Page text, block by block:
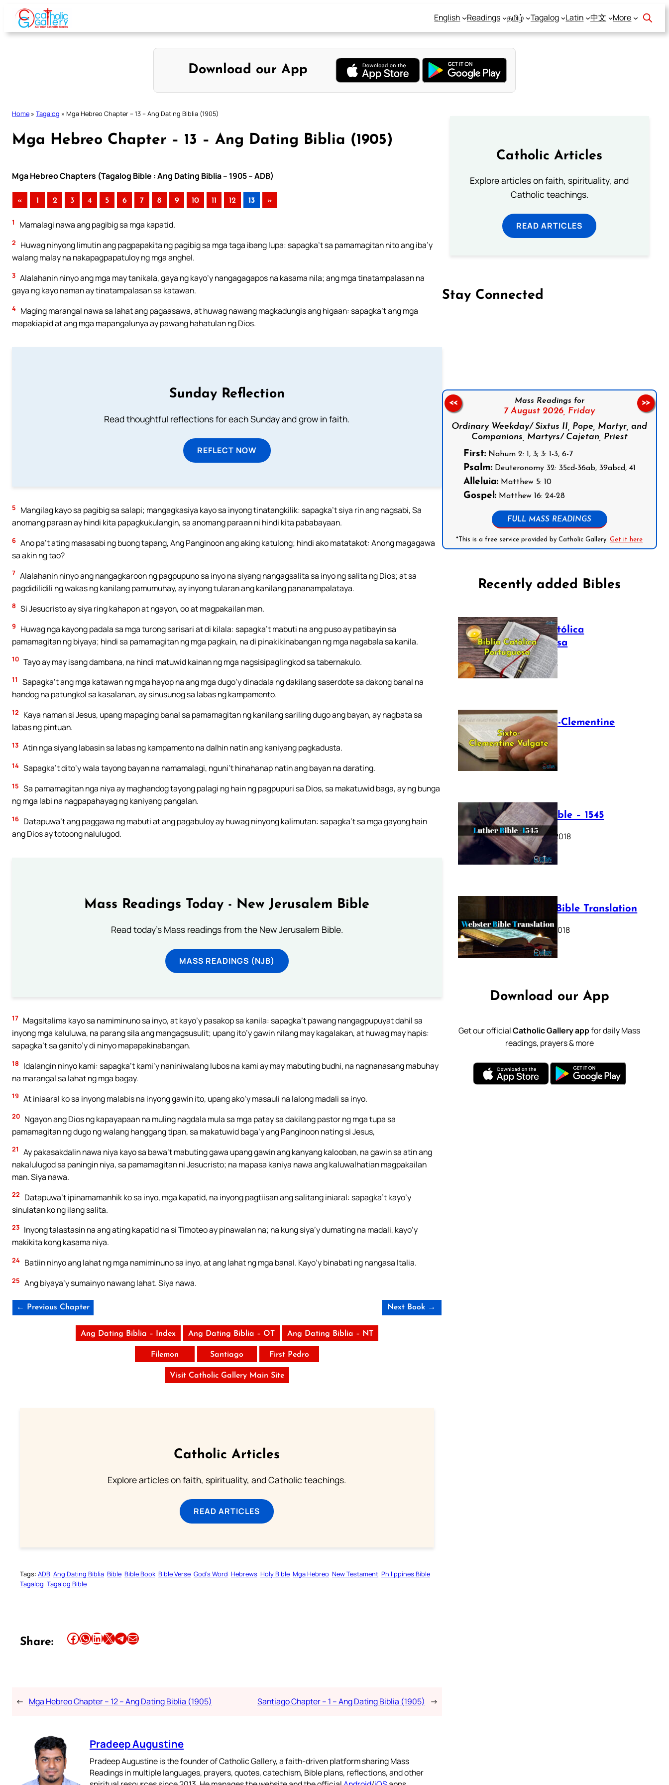
Skip
content
English Readings தமிழ் Tagalog Latin 中文 More
Download our App
Home » Tagalog » Mga Hebreo Chapter – 13 – Ang Dating Biblia (1905)
Mga Hebreo Chapter – 13 – Ang Dating Biblia (1905)
Mga Hebreo Chapters (Tagalog Bible : Ang Dating Biblia – 1905 – ADB)
« 1 2 3 4 5 6 7 8 9 10 11 12 13 »
1 Mamalagi nawa ang pagibig sa mga kapatid.
2
Huwag ninyong limutin ang pagpapakita ng pagibig sa mga taga ibang lupa: sapagka’t sa pamamagitan nito ang iba’y
walang malay na nakapagpapatuloy ng mga anghel.
3 Alalahanin ninyo ang mga may tanikala, gaya ng kayo’y nangagagapos na kasama nila; ang mga tinatampalasan na
gaya ng kayo naman ay tinatampalasan sa katawan.
4 Maging marangal nawa sa lahat ang pagaasawa, at huwag nawang magkadungis ang higaan: sapagka’t ang mga
mapakiapid at ang mga mapangalunya ay pawang hahatulan ng Dios.
Sunday Reflection
Read thoughtful reflections for each Sunday and grow in faith.
REFLECT NOW
5
Mangilag kayo sa pagibig sa salapi; mangagkasiya kayo sa inyong tinatangkilik: sapagka’t siya rin ang nagsabi, Sa
anomang paraan ay hindi kita papagkukulangin, sa anomang paraan ni hindi kita pababayaan.
6 Ano pa’t ating masasabi ng buong tapang, Ang Panginoon ang aking katulong; hindi ako matatakot: Anong magagawa
sa akin ng tao?
7 Alalahanin ninyo ang nangagkaroon ng pagpupuno sa inyo na siyang nangagsalita sa inyo ng salita ng Dios; at sa
pagdidilidili ng wakas ng kanilang pamumuhay, ay inyong tularan ang kanilang pananampalataya.
8 Si Jesucristo ay siya ring kahapon at ngayon, oo at magpakailan man.
9
Huwag nga kayong padala sa mga turong sarisari at di kilala: sapagka’t mabuti na ang puso ay patibayin sa
pamamagitan ng biyaya; hindi sa pamamagitan ng mga pagkain, na di pinakikinabangan ng mga nagabala sa kanila.
10 Tayo ay may isang dambana, na hindi matuwid kainan ng mga nagsisipaglingkod sa tabernakulo.
11
Sapagka’t ang mga katawan ng mga hayop na ang mga dugo’y dinadala ng dakilang saserdote sa dakong banal na
handog na patungkol sa kasalanan, ay sinusunog sa labas ng kampamento.
12
Kaya naman si Jesus, upang mapaging banal sa pamamagitan ng kanilang sariling dugo ang bayan, ay nagbata sa
labas ng pintuan.
13 Atin nga siyang labasin sa labas ng kampamento na dalhin natin ang kaniyang pagkadusta.
14 Sapagka’t dito’y wala tayong bayan na namamalagi, nguni’t hinahanap natin ang bayan na darating.
15 Sa pamamagitan nga niya ay maghandog tayong palagi ng hain ng pagpupuri sa Dios, sa makatuwid baga, ay ng bunga
ng mga labi na nagpapahayag ng kaniyang pangalan.
16 Datapuwa’t ang paggawa ng mabuti at ang pagabuloy ay huwag ninyong kalimutan: sapagka’t sa mga gayong hain
ang Dios ay totoong nalulugod.
Mass Readings Today - New Jerusalem Bible
Read today's Mass readings from the New Jerusalem Bible.
MASS READINGS (NJB)
17 Magsitalima kayo sa namiminuno sa inyo, at kayo’y pasakop sa kanila: sapagka’t pawang nangagpupuyat dahil sa
inyong mga kaluluwa, na parang sila ang mangagsusulit; upang ito’y gawin nilang may kagalakan, at huwag may hapis:
sapagka’t sa ganito’y di ninyo mapapakinabangan.
18
Idalangin ninyo kami: sapagka’t kami’y naniniwalang lubos na kami ay may mabuting budhi, na nagnanasang mabuhay
na marangal sa lahat ng mga bagay.
19 At iniaaral ko sa inyong malabis na inyong gawin ito, upang ako’y masauli na lalong madali sa inyo.
20 Ngayon ang Dios ng kapayapaan na muling nagdala mula sa mga patay sa dakilang pastor ng mga tupa sa
pamamagitan ng dugo ng walang hanggang tipan, sa makatuwid baga’y ang Panginoon nating si Jesus,
21
Ay pakasakdalin nawa niya kayo sa bawa’t mabuting gawa upang gawin ang kanyang kalooban, na gawin sa atin ang
nakalulugod sa paningin niya, sa pamamagitan ni Jesucristo; na mapasa kaniya nawa ang kaluwalhatian magpakailan
man. Siya nawa.
22
Datapuwa’t ipinamamanhik ko sa inyo, mga kapatid, na inyong pagtiisan ang salitang iniaral: sapagka’t kayo’y
sinulatan ko ng ilang salita.
23 Inyong talastasin na ang ating kapatid na si Timoteo ay pinawalan na; na kung siya’y dumating na madali, kayo’y
makikita kong kasama niya.
24 Batiin ninyo ang lahat ng mga namiminuno sa inyo, at ang lahat ng mga banal. Kayo’y binabati ng nangasa Italia.
25 Ang biyaya’y sumainyo nawang lahat. Siya nawa.
← Previous Chapter Next Book →
Ang Dating Biblia – Index Ang Dating Biblia – OT Ang Dating Biblia – NT
Filemon Santiago First Pedro
Visit Catholic Gallery Main Site
Catholic Articles
Explore articles on faith, spirituality, and Catholic teachings.
READ ARTICLES
Tags: ADB Ang Dating Biblia Bible Bible Book Bible Verse God’s Word Hebrews Holy Bible Mga Hebreo New Testament Philippines Bible
Tagalog Tagalog Bible
Share: Share this article on Facebook Share this article on WhatsApp Share this article on LinkedIn Share this article on X Share this article on TelegramEmail this Article
← Mga Hebreo Chapter – 12 – Ang Dating Biblia (1905) Santiago Chapter – 1 – Ang Dating Biblia (1905) →
Pradeep Augustine
Pradeep Augustine is the founder of Catholic Gallery, a faith-driven platform sharing Mass
Readings in multiple languages, prayers, quotes, catechism, Bible plans, reflections, and other
Catholic Articles
Explore articles on faith, spirituality, and
Catholic teachings.
READ ARTICLES
Stay Connected
Follow us on Facebook
Mass Readings for
7 August 2026, Friday
Ordinary Weekday/ Sixtus II, Pope, Martyr, and
Companions, Martyrs/ Cajetan, Priest
First:Nahum 2: 1, 3; 3: 1-3, 6-7
Psalm:Deuteronomy 32: 35cd-36ab, 39abcd, 41
Alleluia:Matthew 5: 10
Gospel:Matthew 16: 24-28
FULL MASS READINGS
*This is a free service provided by Catholic Gallery.Get it here
<< >>
Recently added Bibles
Bíblia Católica
Portuguesa
July 16, 2025
The Sixto-Clementine
Vulgate
July 12, 2025
Luther Bible – 1545
October 17, 2018
Webster Bible Translation
October 11, 2018
Download our App
Get our officialCatholic Gallery appfor daily Mass
readings, prayers & more